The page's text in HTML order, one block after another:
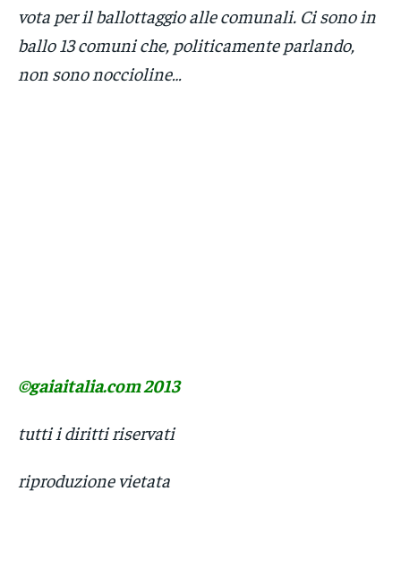
vota per il ballottaggio alle comunali. Ci sono in
ballo 13 comuni che, politicamente parlando,
non sono noccioline…
©gaiaitalia.com 2013
tutti i diritti riservati
riproduzione vietata